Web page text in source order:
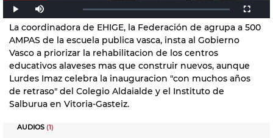
La coordinadora de EHIGE, la Federación de agrupa a 500
AMPAS de la escuela publica vasca, insta al Gobierno
Vasco a priorizar la rehabilitacion de los centros
educativos alaveses mas que construir nuevos, aunque
Lurdes Imaz celebra la inauguracion "con muchos años
de retraso" del Colegio Aldaialde y el Instituto de
Salburua en Vitoria-Gasteiz.
AUDIOS (1)